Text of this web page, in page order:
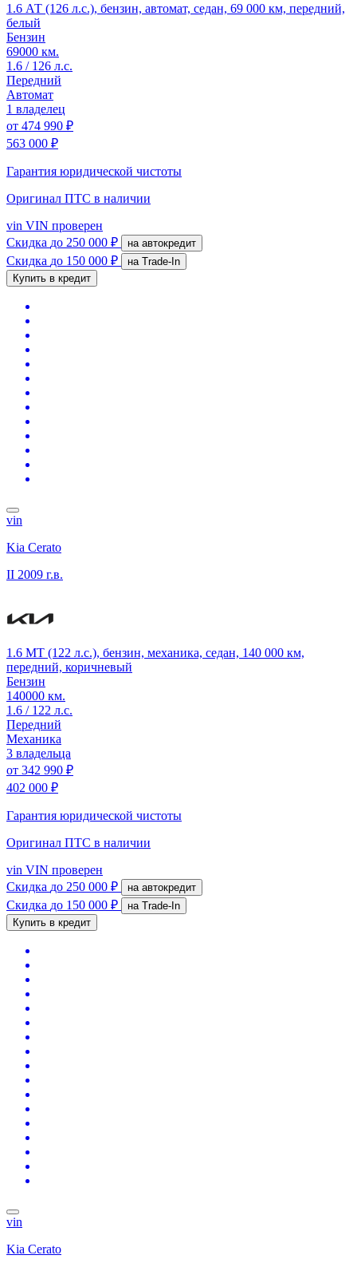
1.6 АТ (126 л.с.), бензин, автомат, седан, 69 000 км, передний,
белый
Бензин
69000 км.
1.6 / 126 л.с.
Передний
Автомат
1 владелец
от 474 990 ₽
563 000 ₽
Гарантия юридической чистоты
Оригинал ПТС в наличии
vin VIN проверен
Скидка до 250 000 ₽ на автокредит
Скидка до 150 000 ₽
на Trade-In
Купить в кредит
vin
Kia Cerato
II 2009 г.в.
1.6 MT (122 л.с.), бензин, механика, седан, 140 000 км,
передний, коричневый
Бензин
140000 км.
1.6 / 122 л.с.
Передний
Механика
3 владельца
от 342 990 ₽
402 000 ₽
Гарантия юридической чистоты
Оригинал ПТС в наличии
vin VIN проверен
Скидка до 250 000 ₽ на автокредит
Скидка до 150 000 ₽
на Trade-In
Купить в кредит
vin
Kia Cerato